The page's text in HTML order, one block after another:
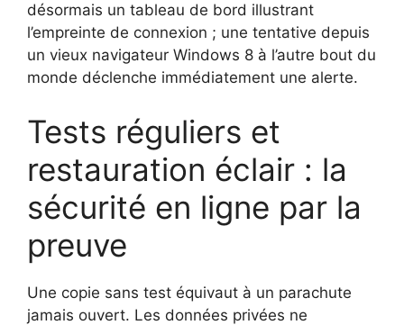
désormais un tableau de bord illustrant
l’empreinte de connexion ; une tentative depuis
un vieux navigateur Windows 8 à l’autre bout du
monde déclenche immédiatement une alerte.
Tests réguliers et
restauration éclair : la
sécurité en ligne par la
preuve
Une copie sans test équivaut à un parachute
jamais ouvert. Les données privées ne